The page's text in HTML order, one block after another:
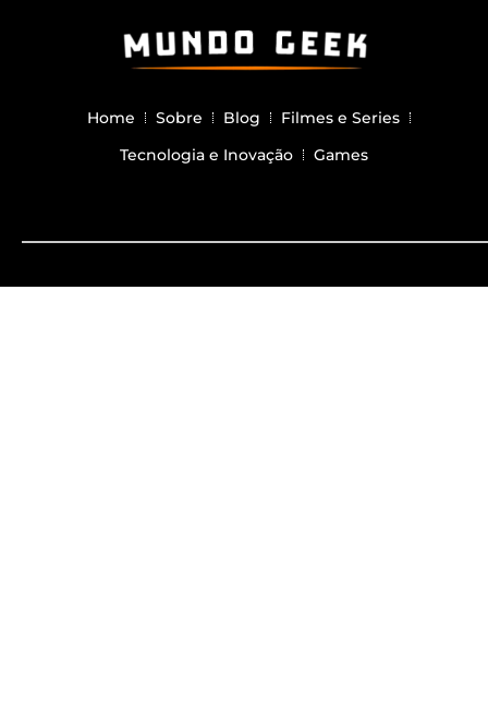
Home Sobre Blog
Filmes e Series
Tecnologia e Inovação
Games